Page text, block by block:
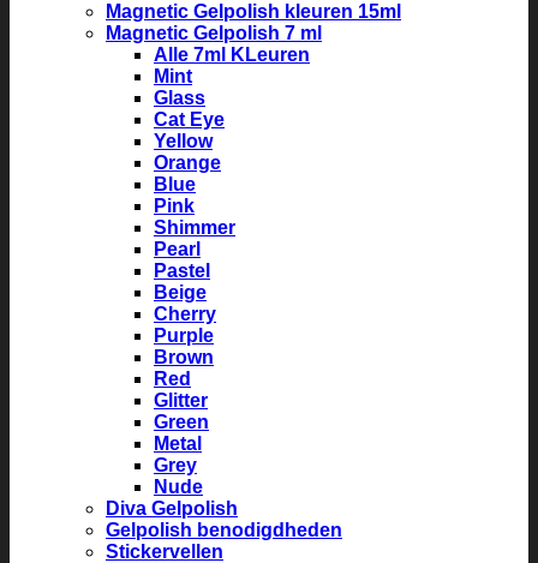
Magnetic Gelpolish kleuren 15ml
Magnetic Gelpolish 7 ml
Alle 7ml KLeuren
Mint
Glass
Cat Eye
Yellow
Orange
Blue
Pink
Shimmer
Pearl
Pastel
Beige
Cherry
Purple
Brown
Red
Glitter
Green
Metal
Grey
Nude
Diva Gelpolish
Gelpolish benodigdheden
Stickervellen